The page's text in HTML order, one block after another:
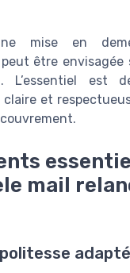
mise en
peut être envisagée
L’essentiel est
claire et
mail